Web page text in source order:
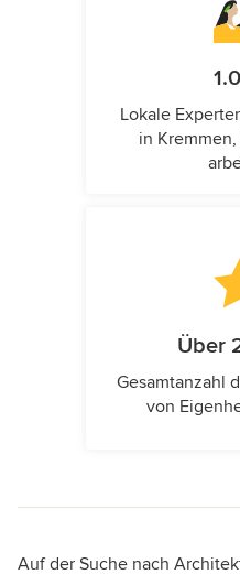
Lokale
in
Über
Gesamtanzahl
von
Auf der Suche nach